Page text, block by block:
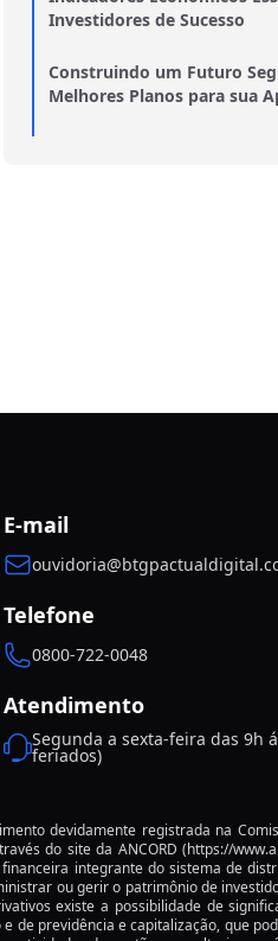
Investidores de Sucesso
Construindo um Futuro
Melhores Planos para sua
O Impacto das Políticas
Fundamentos de Fundos
Guia Completo para
tempo seu dinheiro dobra
As seis etapas para
Guia Prático: Como Iniciar
Investimentos em 2026
Assessoria de
escolher e benefícios
Ouvidoria
E-mail
Telefone
0800-722-0048
Atendimento
Segunda a sexta-feira das 9h
feriados)
devidamente registrada na
do site da ANCORD (https://
integrante do sistema de
ou gerir o patrimônio de
existe a possibilidade de
de previdência e capitalização, que